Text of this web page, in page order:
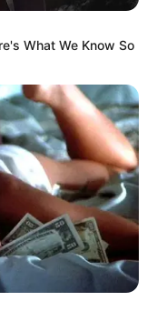
What We Know So